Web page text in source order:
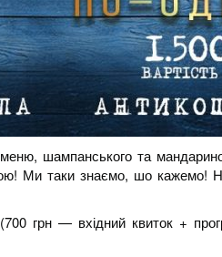
шампанського та
Ми таки знаємо, шо кажемо!
(700 грн — вхідний квиток +